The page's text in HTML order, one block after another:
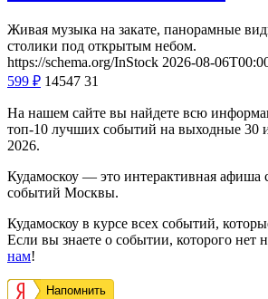
Живая музыка на закате, панорамные
столики под открытым небом.
https://schema.org/InStock 2026-08-
599 ₽ 14547 31
На нашем сайте вы найдете всю
топ-10 лучших событий на выходные 30
2026.
Кудамоскоу — это интерактивная афиша
событий Москвы.
Кудамоскоу в курсе всех событий,
Если вы знаете о событии, которого нет
нам!
Напомнить